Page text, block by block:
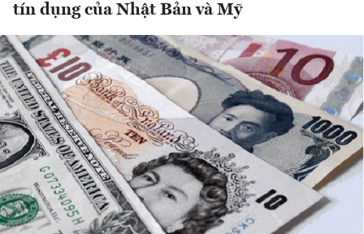
tín dụng của Nhật Bản và Mỹ